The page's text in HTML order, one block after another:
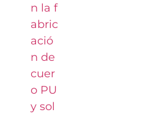
n la f
abric
ació
n de
cuer
o PU
y sol